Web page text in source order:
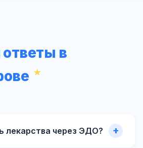
в
лекарства через ЭДО?